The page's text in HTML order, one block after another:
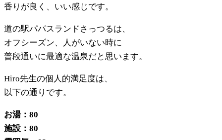
香りが良く、いい感じです。
道の駅パパスランドさっつるは、
オフシーズン、人がいない時に
普段通いに最適な温泉だと思います。
Hiro先生の個人的満足度は、
以下の通りです。
お湯：80
施設：80